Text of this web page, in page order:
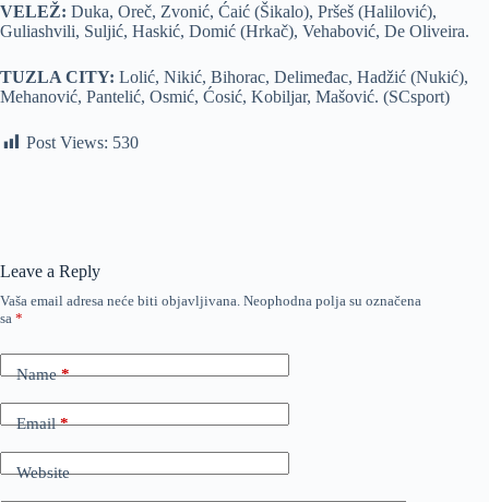
VELEŽ: Duka, Oreč, Zvonić, Ćaić (Šikalo), Pršeš (Halilović),
Guliashvili, Suljić, Haskić, Domić (Hrkač), Vehabović, De Oliveira.
TUZLA CITY: Lolić, Nikić, Bihorac, Delimeđac, Hadžić (Nukić),
Mehanović, Pantelić, Osmić, Ćosić, Kobiljar, Mašović. (SCsport)
Post Views: 530
Leave a Reply
Vaša email adresa neće biti objavljivana. Neophodna polja su označena
sa *
Name*
Email*
Website